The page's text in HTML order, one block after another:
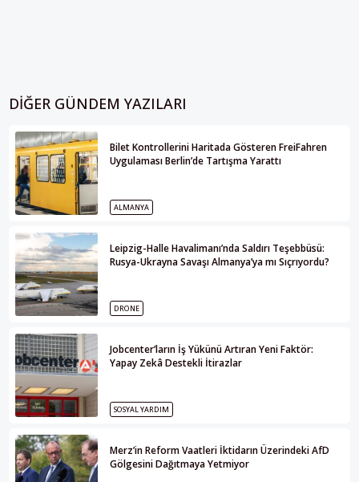
DIĞER GÜNDEM YAZILARI
Bilet Kontrollerini Haritada Gösteren FreiFahren
Uygulaması Berlin’de Tartışma Yarattı
ALMANYA
Leipzig-Halle Havalimanı’nda Saldırı Teşebbüsü:
Rusya-Ukrayna Savaşı Almanya’ya mı Sıçrıyordu?
DRONE
Jobcenter’ların İş Yükünü Artıran Yeni Faktör:
Yapay Zekâ Destekli İtirazlar
SOSYAL YARDIM
Merz’in Reform Vaatleri İktidarın Üzerindeki AfD
Gölgesini Dağıtmaya Yetmiyor